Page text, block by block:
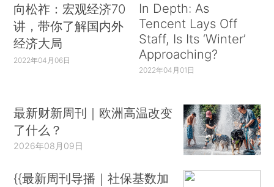
向松祚：宏观经济70
讲，带你了解国内外
经济大局
2022年04月06日
In Depth: As
Tencent Lays Off
Staff, Is Its ‘Winter’
Approaching?
2022年04月01日
最新财新周刊｜欧洲高温改变
了什么？
2026年08月09日
{{最新周刊导播｜社保基数加